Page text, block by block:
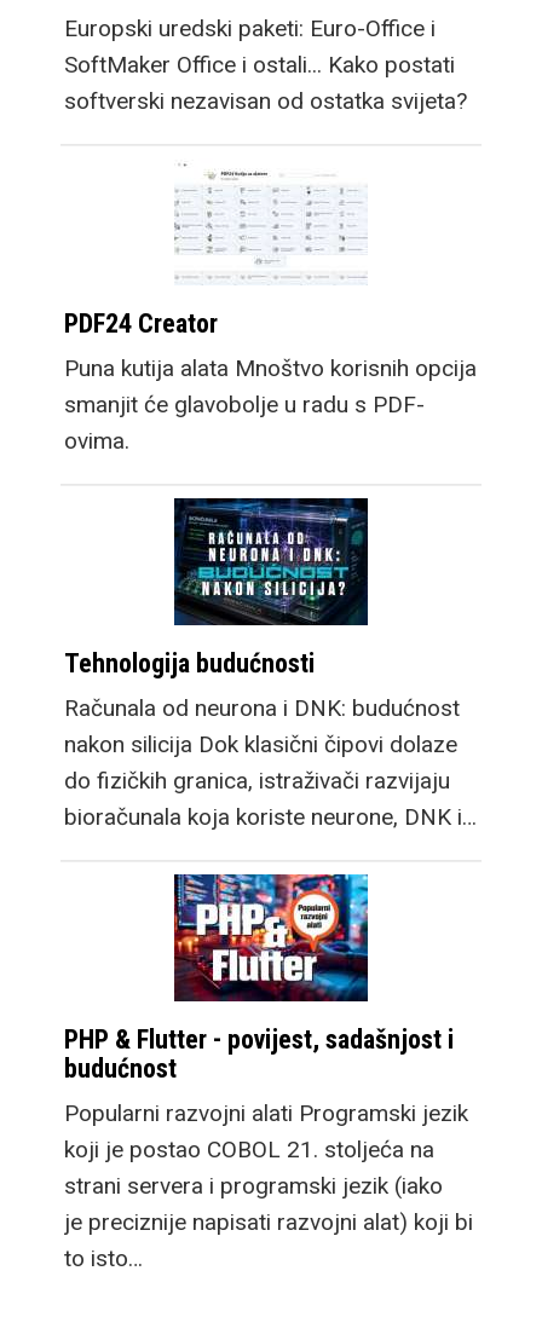
Europski uredski paketi: Euro-Office i
SoftMaker Office i ostali... Kako postati
softverski nezavisan od ostatka svijeta?
PDF24 Creator
Puna kutija alata Mnoštvo korisnih opcija
smanjit će glavobolje u radu s PDF-
ovima.
Tehnologija budućnosti
Računala od neurona i DNK: budućnost
nakon silicija Dok klasični čipovi dolaze
do fizičkih granica, istraživači razvijaju
bioračunala koja koriste neurone, DNK i…
PHP & Flutter - povijest, sadašnjost i
budućnost
Popularni razvojni alati Programski jezik
koji je postao COBOL 21. stoljeća na
strani servera i programski jezik (iako
je preciznije napisati razvojni alat) koji bi
to isto…